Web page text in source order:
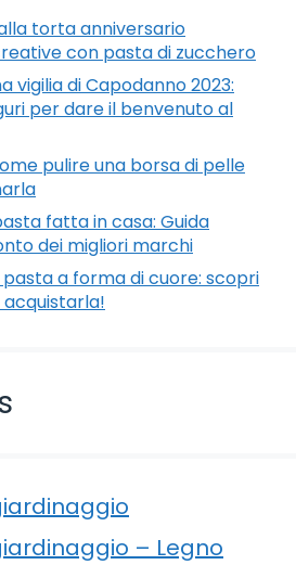
torta anniversario
con pasta di zucchero
vigilia di Capodanno 2023:
per dare il benvenuto al
pulire una borsa di pelle
fatta in casa: Guida
dei migliori marchi
a forma di cuore: scopri
acquistarla!
– Legno